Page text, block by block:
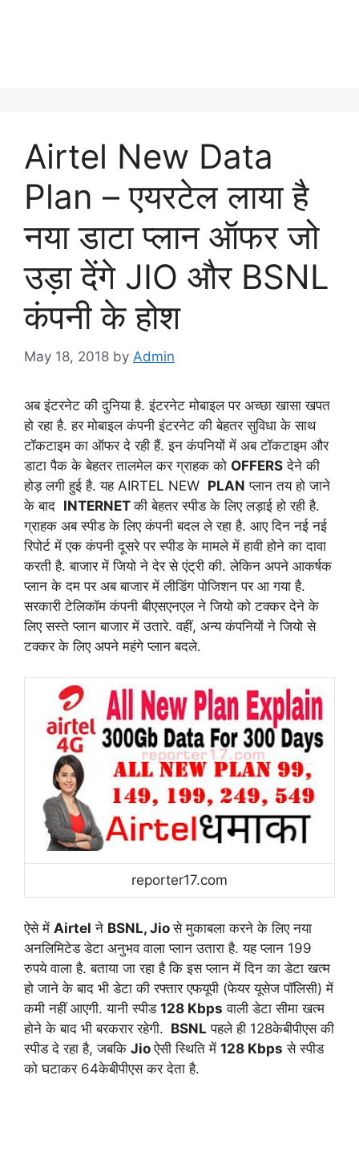
Airtel New Data
Plan – एयरटेल लाया है
नया डाटा प्लान ऑफर जो
उड़ा देंगे JIO और BSNL
कंपनी के होश
May 18, 2018 by Admin
अब इंटरनेट की दुनिया है. इंटरनेट मोबाइल पर अच्छा खासा खपत
हो रहा है. हर मोबाइल कंपनी इंटरनेट की बेहतर सुविधा के साथ
टॉकटाइम का ऑफर दे रही हैं. इन कंपनियों में अब टॉकटाइम और
डाटा पैक के बेहतर तालमेल कर ग्राहक को OFFERS देने की
होड़ लगी हुई है. यह AIRTEL NEW PLAN प्लान तय हो जाने
के बाद INTERNETकी बेहतर स्पीड के लिए लड़ाई हो रही है.
ग्राहक अब स्पीड के लिए कंपनी बदल ले रहा है. आए दिन नई नई
रिपोर्ट में एक कंपनी दूसरे पर स्पीड के मामले में हावी होने का दावा
करती है. बाजार में जियो ने देर से एंट्री की. लेकिन अपने आकर्षक
प्लान के दम पर अब बाजार में लीडिंग पोजिशन पर आ गया है.
सरकारी टेलिकॉम कंपनी बीएसएनएल ने जियो को टक्कर देने के
लिए सस्ते प्लान बाजार में उतारे. वहीं, अन्य कंपनियों ने जियो से
टक्कर के लिए अपने महंगे प्लान बदले.
reporter17.com
ऐसे में Airtel ने BSNL, Jioसे मुकाबला करने के लिए नया
अनलिमिटेड डेटा अनुभव वाला प्लान उतारा है. यह प्लान 199
रुपये वाला है. बताया जा रहा है कि इस प्लान में दिन का डेटा खत्म
हो जाने के बाद भी डेटा की रफ्तार एफयूपी (फेयर यूसेज पॉलिसी) में
कमी नहीं आएगी. यानी स्पीड 128 Kbps वाली डेटा सीमा खत्म
होने के बाद भी बरकरार रहेगी. BSNL पहले ही 128केबीपीएस की
स्पीड दे रहा है, जबकि Jioऐसी स्थिति में 128 Kbps से स्पीड
को घटाकर 64केबीपीएस कर देता है.